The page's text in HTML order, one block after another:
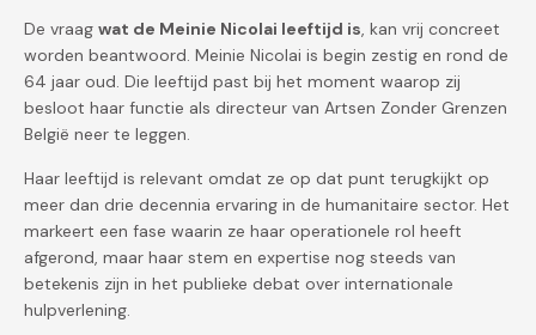
De vraag wat de Meinie Nicolai leeftijd is, kan vrij concreet
worden beantwoord. Meinie Nicolai is begin zestig en rond de
64 jaar oud. Die leeftijd past bij het moment waarop zij
besloot haar functie als directeur van Artsen Zonder Grenzen
België neer te leggen.
Haar leeftijd is relevant omdat ze op dat punt terugkijkt op
meer dan drie decennia ervaring in de humanitaire sector. Het
markeert een fase waarin ze haar operationele rol heeft
afgerond, maar haar stem en expertise nog steeds van
betekenis zijn in het publieke debat over internationale
hulpverlening.